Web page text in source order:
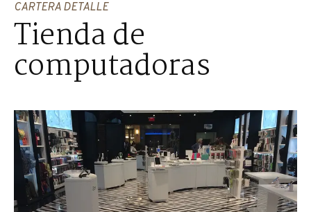
CARTERA DETALLE
Tienda de
computadoras